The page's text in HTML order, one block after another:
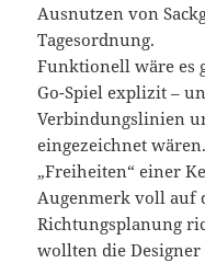
Ausnutzen von
Tagesordnung.
Funktionell wäre es
Go-Spiel explizit –
Verbindungslinien
eingezeichnet
„Freiheiten“ einer
Augenmerk voll auf
Richtungsplanung
wollten die